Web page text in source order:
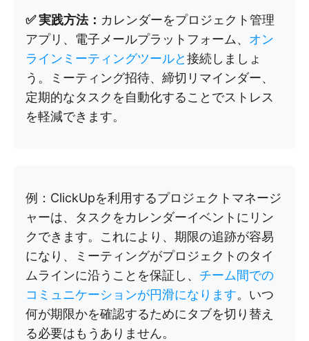
✅ 実践方法： カレンダーをプロジェクト管理
アプリ、電子メールプラットフォーム、 オン
ラインミーティングツールと接続しましょ
う。ミーティング招待、締切リマインダー、
定期的なタスクを自動化することでストレス
を軽減できます。
例：ClickUpを利用するプロジェクトマネージ
ャーは、タスクをカレンダーイベントにリン
クできます。これにより、期限の追跡が容易
になり、ミーティングがプロジェクトのタイ
ムラインに沿うことを保証し、 チーム間での
コミュニケーションが円滑になります。いつ
何が期限かを確認するためにタブを切り替え
る必要はもうありません。